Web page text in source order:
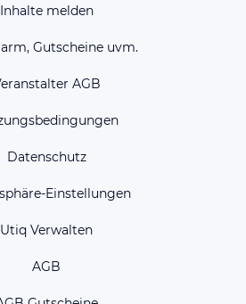
Inhalte melden
Gutscheine uvm.
AGB
Datenschutz
Einstellungen
Utiq Verwalten
AGB